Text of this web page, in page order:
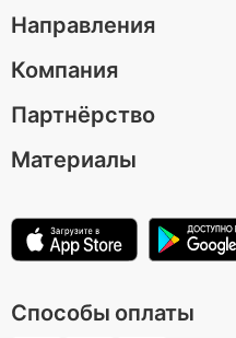
Направления
Все направления
Компания
О нас
Вакансии
Условия
Партнёрство
Стать автором
Для музеев и
Материалы
Способы оплаты